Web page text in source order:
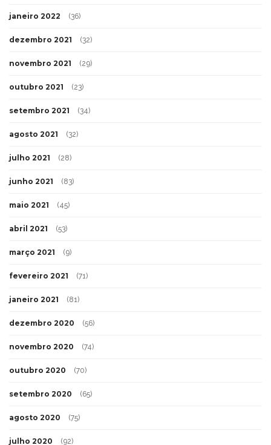
janeiro 2022 (36)
dezembro 2021 (32)
novembro 2021 (29)
outubro 2021 (23)
setembro 2021 (34)
agosto 2021 (32)
julho 2021 (28)
junho 2021 (83)
maio 2021 (45)
abril 2021 (53)
março 2021 (9)
fevereiro 2021 (71)
janeiro 2021 (81)
dezembro 2020 (56)
novembro 2020 (74)
outubro 2020 (70)
setembro 2020 (65)
agosto 2020 (75)
julho 2020 (92)